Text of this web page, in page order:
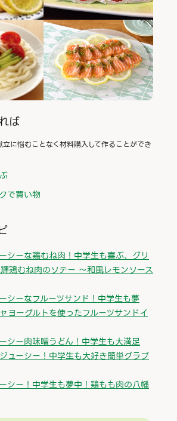
ば
に悩むことなく材料購入して作ることができ
で買い物
シーな鶏むね肉！中学生も喜ぶ、グリ
鶏むね肉のソテー ～和風レモンソース
シーなフルーツサンド！中学生も夢
ヨーグルトを使ったフルーツサンドイ
シー肉味噌うどん！中学生も大満足
ューシー！中学生も大好き簡単グラブ
シー！中学生も夢中！鶏もも肉の八幡